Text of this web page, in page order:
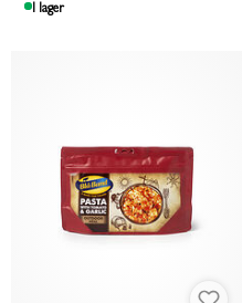
I lager